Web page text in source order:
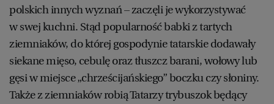
polskich innych wyznań – zaczęli je wykorzystywać
w swej kuchni. Stąd popularność babki z tartych
ziemniaków, do której gospodynie tatarskie dodawały
siekane mięso, cebulę oraz tłuszcz barani, wołowy lub
gęsi w miejsce „chrześcijańskiego” boczku czy słoniny.
Także z ziemniaków robią Tatarzy trybuszok będący